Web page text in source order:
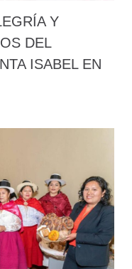
Y
DEL
ISABEL EN